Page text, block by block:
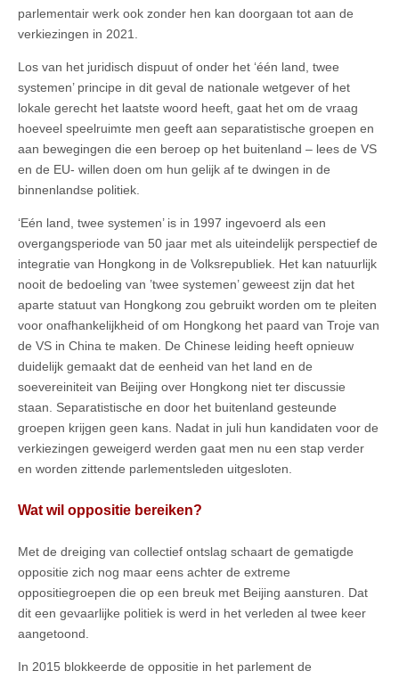
parlementair werk ook zonder hen kan doorgaan tot aan de
verkiezingen in 2021.
Los van het juridisch dispuut of onder het ‘één land, twee
systemen’ principe in dit geval de nationale wetgever of het
lokale gerecht het laatste woord heeft, gaat het om de vraag
hoeveel speelruimte men geeft aan separatistische groepen en
aan bewegingen die een beroep op het buitenland – lees de VS
en de EU- willen doen om hun gelijk af te dwingen in de
binnenlandse politiek.
‘Eén land, twee systemen’ is in 1997 ingevoerd als een
overgangsperiode van 50 jaar met als uiteindelijk perspectief de
integratie van Hongkong in de Volksrepubliek. Het kan natuurlijk
nooit de bedoeling van ’twee systemen’ geweest zijn dat het
aparte statuut van Hongkong zou gebruikt worden om te pleiten
voor onafhankelijkheid of om Hongkong het paard van Troje van
de VS in China te maken. De Chinese leiding heeft opnieuw
duidelijk gemaakt dat de eenheid van het land en de
soevereiniteit van Beijing over Hongkong niet ter discussie
staan. Separatistische en door het buitenland gesteunde
groepen krijgen geen kans. Nadat in juli hun kandidaten voor de
verkiezingen geweigerd werden gaat men nu een stap verder
en worden zittende parlementsleden uitgesloten.
Wat wil oppositie bereiken?
Met de dreiging van collectief ontslag schaart de gematigde
oppositie zich nog maar eens achter de extreme
oppositiegroepen die op een breuk met Beijing aansturen. Dat
dit een gevaarlijke politiek is werd in het verleden al twee keer
aangetoond.
In 2015 blokkeerde de oppositie in het parlement de